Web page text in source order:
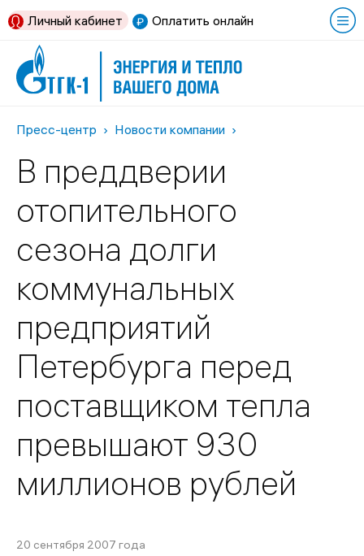
Оплатить онлайн
Личный кабинет
Пресс-центр Новости компании
В преддверии
отопительного
сезона долги
коммунальных
предприятий
Петербурга перед
поставщиком тепла
превышают 930
миллионов рублей
20 сентября 2007 года